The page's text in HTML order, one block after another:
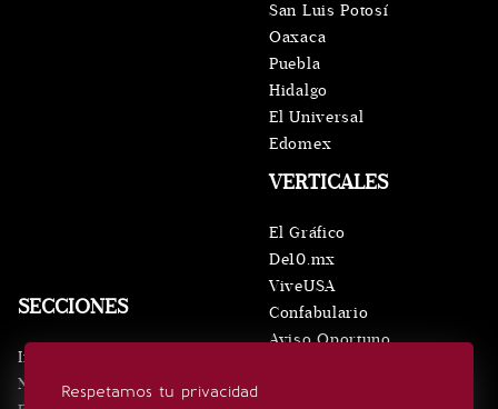
Respetamos tu privacidad
SECCIONES
Inicio
Noticias
VERTICALES
El Gráfico
De10.mx
ViveUSA
Confabulario
Aviso Oportuno
San Luis Potosí
Oaxaca
Puebla
Hidalgo
El Universal
Edomex